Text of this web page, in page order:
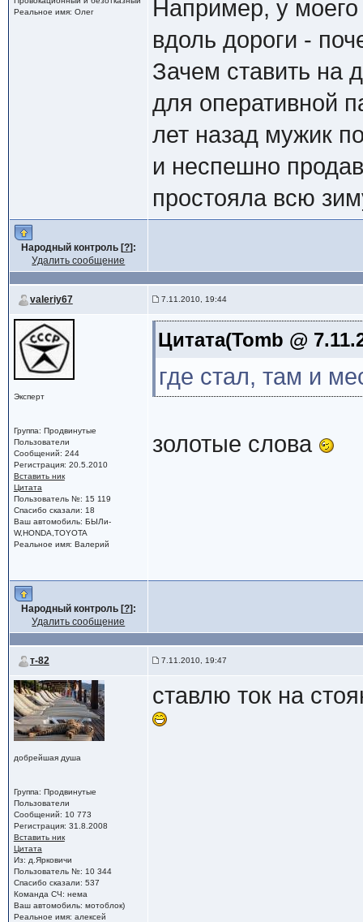
Реальное имя: Олег
Например, у
вдоль дороги -
Зачем ставить на
для оперативной
лет назад мужик
и неспешно
простояла всю
Народный контроль [?]:
Удалить сообщение
valeriy67 7.11.2010, 19:44
Эксперт
Группа: Продвинутые
Пользователи
Сообщений: 244
Регистрация: 20.5.2010
Вставить ник
Цитата
Пользователь №: 15 119
Спасибо сказали: 18
Ваш автомобиль: БЫЛи-
W,HONDA,TOYOTA
Реальное имя: Валерий
Цитата(Tomb @
где стал, там и
золотые слова
Народный контроль [?]:
Удалить сообщение
т-82 7.11.2010, 19:47
добрейшая душа
Группа: Продвинутые
Пользователи
Сообщений: 10 773
Регистрация: 31.8.2008
Вставить ник
Цитата
Из: д.Ярковичи
Пользователь №: 10 344
Спасибо сказали: 537
Команда СЧ: нема
Ваш автомобиль: мотоблок)
Реальное имя: алексей
ставлю ток на